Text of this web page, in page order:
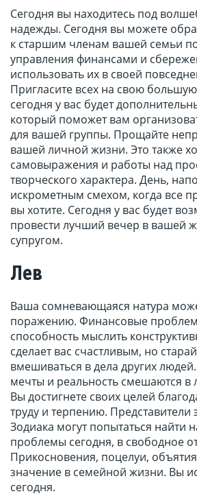
Сегодня вы находитесь под
надежды. Сегодня вы можете
к старшим членам вашей семьи
управления финансами и
использовать их в своей
Пригласите всех на свою
сегодня у вас будет
который поможет вам
для вашей группы. Прощайте
вашей личной жизни. Это также
самовыражения и работы над
творческого характера. День,
искрометным смехом, когда все
вы хотите. Сегодня у вас будет
провести лучший вечер в вашей
супругом.
Лев
Ваша сомневающаяся натура
поражению. Финансовые
способность мыслить
сделает вас счастливым, но
вмешиваться в дела других
мечты и реальность смешаются в
Вы достигнете своих целей
труду и терпению. Представители
Зодиака могут попытаться найти
проблемы сегодня, в свободное
Прикосновения, поцелуи,
значение в семейной жизни. Вы
сегодня.